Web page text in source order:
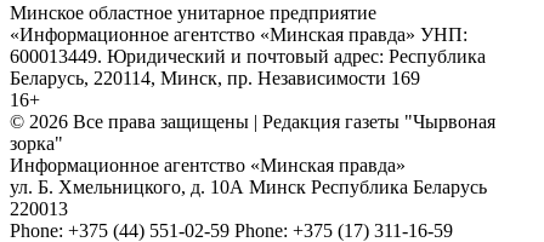
Минское областное унитарное предприятие
«Информационное агентство «Минская правда» УНП:
600013449. Юридический и почтовый адрес: Республика
Беларусь, 220114, Минск, пр. Независимости 169
16+
© 2026 Все права защищены | Редакция газеты "Чырвоная
зорка"
Информационное агентство «Минская правда»
ул. Б. Хмельницкого, д. 10А Минск Республика Беларусь
220013
Phone: +375 (44) 551-02-59 Phone: +375 (17) 311-16-59